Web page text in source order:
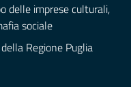
delle imprese culturali,
sociale
Regione Puglia